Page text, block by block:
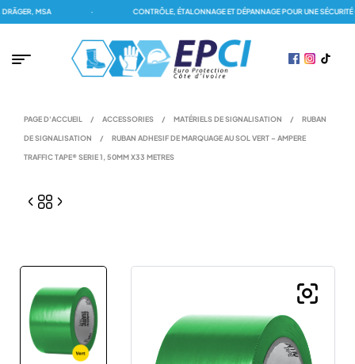
MSA CONTRÔLE, ÉTALONNAGE ET DÉPANNAGE POUR UNE SÉCURITÉ
PAGE D'ACCUEIL / ACCESSORIES / MATÉRIELS DE SIGNALISATION / RUBAN
DE SIGNALISATION / RUBAN ADHESIF DE MARQUAGE AU SOL VERT – AMPERE
TRAFFIC TAPE® SERIE 1, 50MM X33 METRES